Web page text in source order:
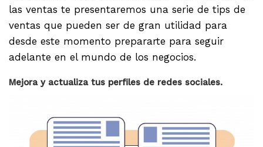
las ventas te presentaremos una serie de tips de
ventas que pueden ser de gran utilidad para
desde este momento prepararte para seguir
adelante en el mundo de los negocios.
Mejora y actualiza tus perfiles de redes sociales.